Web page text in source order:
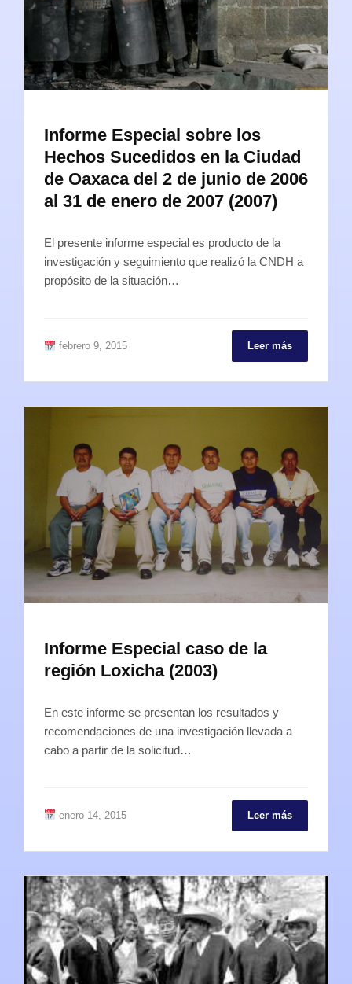
Informe Especial sobre los
Hechos Sucedidos en la Ciudad
de Oaxaca del 2 de junio de 2006
al 31 de enero de 2007 (2007)
El presente informe especial es producto de la
investigación y seguimiento que realizó la CNDH a
propósito de la situación…
febrero 9, 2015 Leer más
Informe Especial caso de la
región Loxicha (2003)
En este informe se presentan los resultados y
recomendaciones de una investigación llevada a
cabo a partir de la solicitud…
enero 14, 2015 Leer más